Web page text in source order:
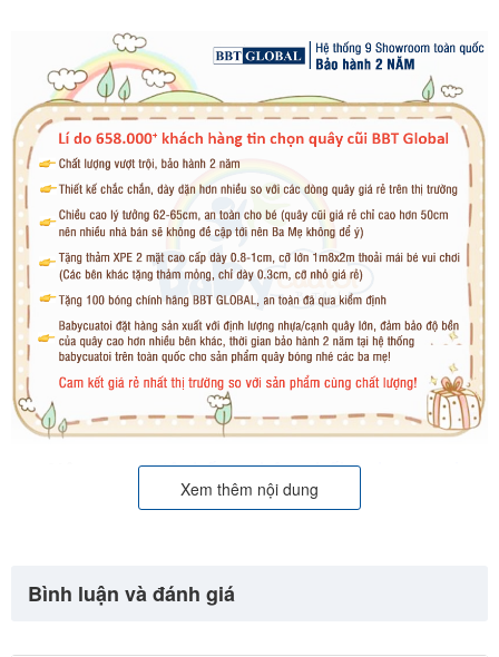
>>>Nên xem: Hệ thống phân phối Babycuatoi.vn
và Cách phân biệt hàng chính hãng
Xem thêm nội dung
Bình luận và đánh giá